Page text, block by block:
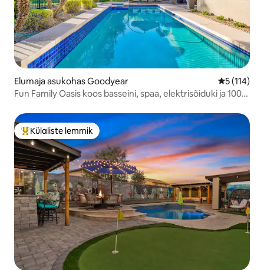
Elumaja asukohas Goodyear Keskmine
5 (114)
Fun Family Oasis koos basseini, spaa, elektrisõiduki ja 100+
Külaliste suur lemmik
Külaliste lemmik